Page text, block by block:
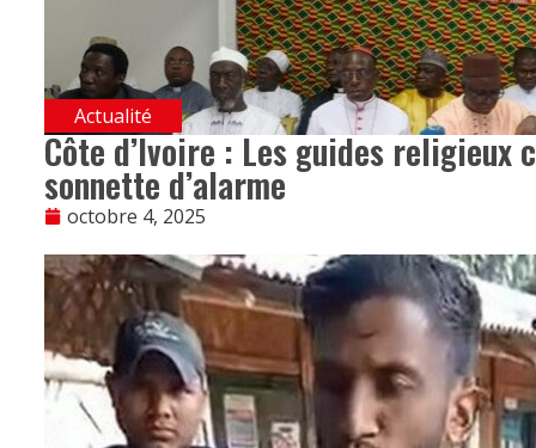
Actualité
Côte d’Ivoire : Les guides
sonnette d’alarme
octobre 4, 2025